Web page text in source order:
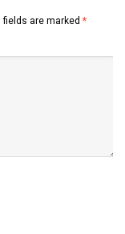
fields are marked *